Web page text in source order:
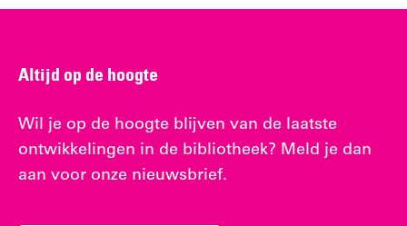
Altijd op de hoogte
Wil je op de hoogte blijven van de laatste
ontwikkelingen in de bibliotheek? Meld je dan
aan voor onze nieuwsbrief.